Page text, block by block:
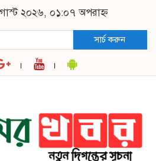
২০২৬, ০১:০৭ অপরাহ্ন
সার্চ করুন